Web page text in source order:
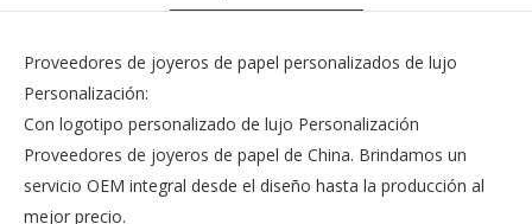
Proveedores de joyeros de papel personalizados de lujo
Personalización:
Con logotipo personalizado de lujo Personalización
Proveedores de joyeros de papel de China. Brindamos un
servicio OEM integral desde el diseño hasta la producción al
mejor precio.